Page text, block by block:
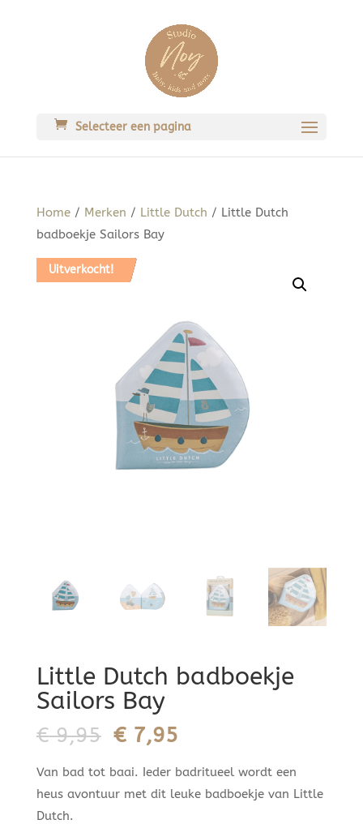
Selecteer een pagina
Home/ Merken / Little Dutch / Little Dutch
badboekje Sailors Bay
Uitverkocht!
Aanbieding!
Little Dutch badboekje
Sailors Bay
€9,95 Oorspronkelijke
was:
€ 9,95.
€7,95Huidige
is:
€ 7,95.
Van bad tot baai. Ieder badritueel wordt een
heus avontuur met dit leuke badboekje van Little
Dutch.